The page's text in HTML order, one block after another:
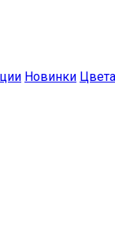
Новинки Цвета